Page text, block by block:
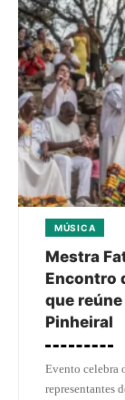
MÚSICA
Mestra
Encontro
que
Pinheiral
Evento celebra
representantes